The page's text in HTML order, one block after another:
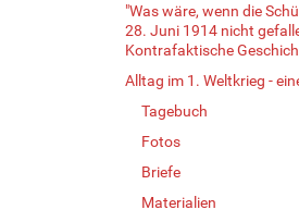
"Was wäre, wenn die
28. Juni 1914 nicht
Kontrafaktische
Alltag im 1. Weltkrieg -
Tagebuch
Fotos
Briefe
Materialien